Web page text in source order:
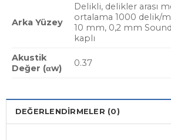
Arka Yüzey
Delikli, delikler arası
ortalama 1000 delik/
10 mm, 0,2 mm
kaplı
Akustik
Değer (αw)
0.37
DEĞERLENDIRMELER (0)